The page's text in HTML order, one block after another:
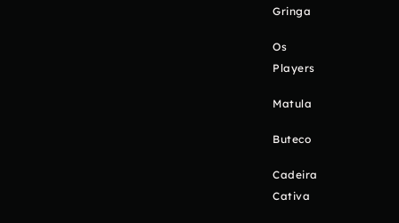
Gringa
Os
Players
Matula
Buteco
Cadeira
Cativa